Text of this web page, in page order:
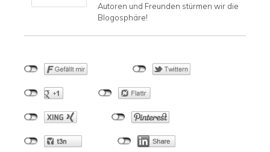
Autoren und Freunden stürmen wir die
Blogosphäre!